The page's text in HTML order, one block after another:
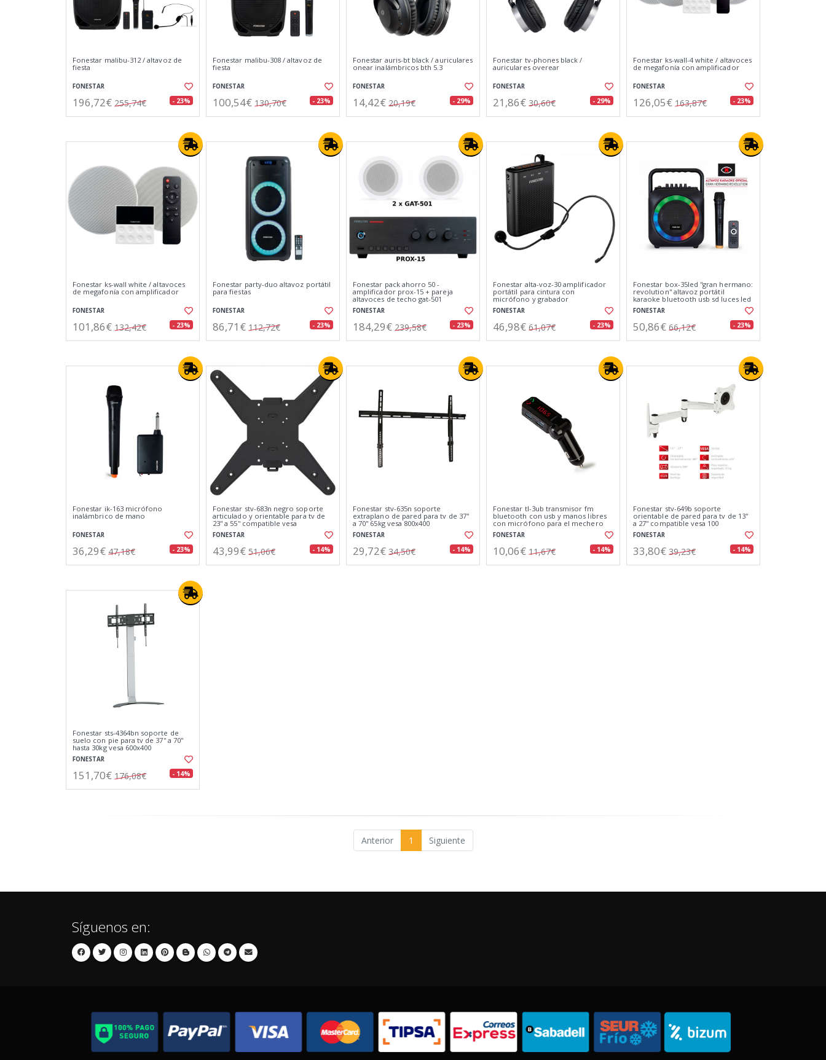
Fonestar malibu-312 / altavoz de
fiesta
FONESTAR
196,72€ 255,74€ - 23%
Fonestar malibu-308 / altavoz de
fiesta
FONESTAR
100,54€ 130,70€ - 23%
Fonestar auris-bt black / auriculares
onear inalámbricos bth 5.3
FONESTAR
14,42€ 20,19€ - 29%
Fonestar tv-phones black /
auriculares overear
FONESTAR
21,86€ 30,60€ - 29%
Fonestar ks-wall-4 white / altavoces
de megafonía con amplificador
FONESTAR
126,05€ 163,87€ - 23%
Fonestar ks-wall white / altavoces
de megafonía con amplificador
FONESTAR
101,86€ 132,42€ - 23%
Fonestar party-duo altavoz portátil
para fiestas
FONESTAR
86,71€ 112,72€ - 23%
Fonestar pack ahorro 50 -
amplificador prox-15 + pareja
altavoces de techo gat-501
FONESTAR
184,29€ 239,58€ - 23%
Fonestar alta-voz-30 amplificador
portátil para cintura con
micrófono y grabador
usb/microsd/mp3
FONESTAR
46,98€ 61,07€ - 23%
Fonestar box-35led ''gran hermano:
revolution'' altavoz portátil
karaoke bluetooth usb sd luces led
FONESTAR
50,86€ 66,12€ - 23%
Fonestar ik-163 micrófono
inalámbrico de mano
FONESTAR
36,29€ 47,18€ - 23%
Fonestar stv-683n negro soporte
articulado y orientable para tv de
23'' a 55'' compatible vesa
FONESTAR
43,99€ 51,06€ - 14%
Fonestar stv-635n soporte
extraplano de pared para tv de 37''
a 70'' 65kg vesa 800x400
FONESTAR
29,72€ 34,50€ - 14%
Fonestar tl-3ub transmisor fm
bluetooth con usb y manos libres
con micrófono para el mechero
del coche
FONESTAR
10,06€ 11,67€ - 14%
Fonestar stv-649b soporte
orientable de pared para tv de 13''
a 27'' compatible vesa 100
FONESTAR
33,80€ 39,23€ - 14%
Fonestar sts-4364bn soporte de
suelo con pie para tv de 37'' a 70''
hasta 30kg vesa 600x400
FONESTAR
151,70€ 176,08€ - 14%
Anterior 1 Siguiente
Síguenos en: